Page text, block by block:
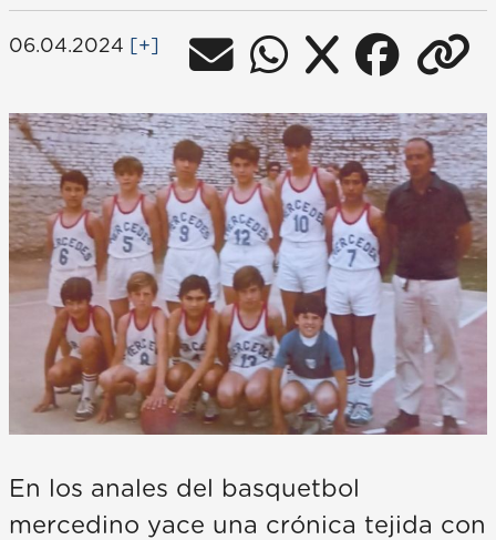
06.04.2024 [+]
En los anales del basquetbol
mercedino yace una crónica tejida con